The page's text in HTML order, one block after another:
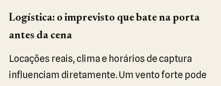
Logística: o imprevisto que bate na porta
antes da cena
Locações reais, clima e horários de captura
influenciam diretamente. Um vento forte pode